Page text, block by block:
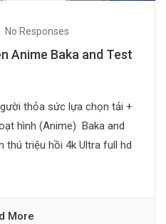
No Responses
Anime Baka and Test
thỏa sức lựa chọn tải +
hình (Anime) Baka and
thú triệu hồi 4k Ultra full hd
More